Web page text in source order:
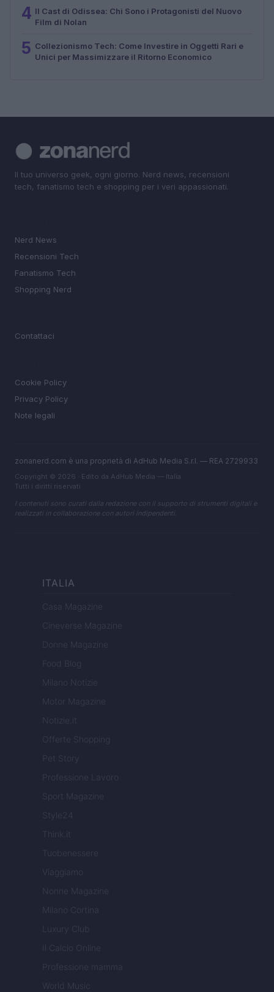
4 Il Cast di Odissea: Chi Sono i Protagonisti del Nuovo
Film di Nolan
5 Collezionismo Tech: Come Investire in Oggetti Rari e
Unici per Massimizzare il Ritorno Economico
Il tuo universo geek, ogni giorno. Nerd news, recensioni
tech, fanatismo tech e shopping per i veri appassionati.
Nerd News
Recensioni Tech
Fanatismo Tech
Shopping Nerd
Contattaci
Cookie Policy
Privacy Policy
Note legali
zonanerd.com è una proprietà di AdHub Media S.r.l. — REA 2729933
Copyright © 2026 · Edito da AdHub Media — Italia
Tutti i diritti riservati
I contenuti sono curati dalla redazione con il supporto di strumenti digitali e
realizzati in collaborazione con autori indipendenti.
ITALIA
Casa Magazine
Cineverse Magazine
Donne Magazine
Food Blog
Milano Notizie
Motor Magazine
Notizie.it
Offerte Shopping
Pet Story
Professione Lavoro
Sport Magazine
Style24
Think.it
Tuobenessere
Viaggiamo
Nonne Magazine
Milano Cortina
Luxury Club
Il Calcio Online
Professione mamma
World Music